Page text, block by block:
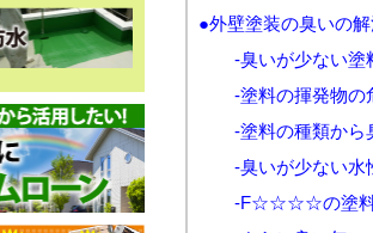
●外壁塗装の臭いの
-臭いが少ない塗
-塗料の揮発物の
-塗料の種類から
-臭いが少ない水
-F☆☆☆☆の塗料は